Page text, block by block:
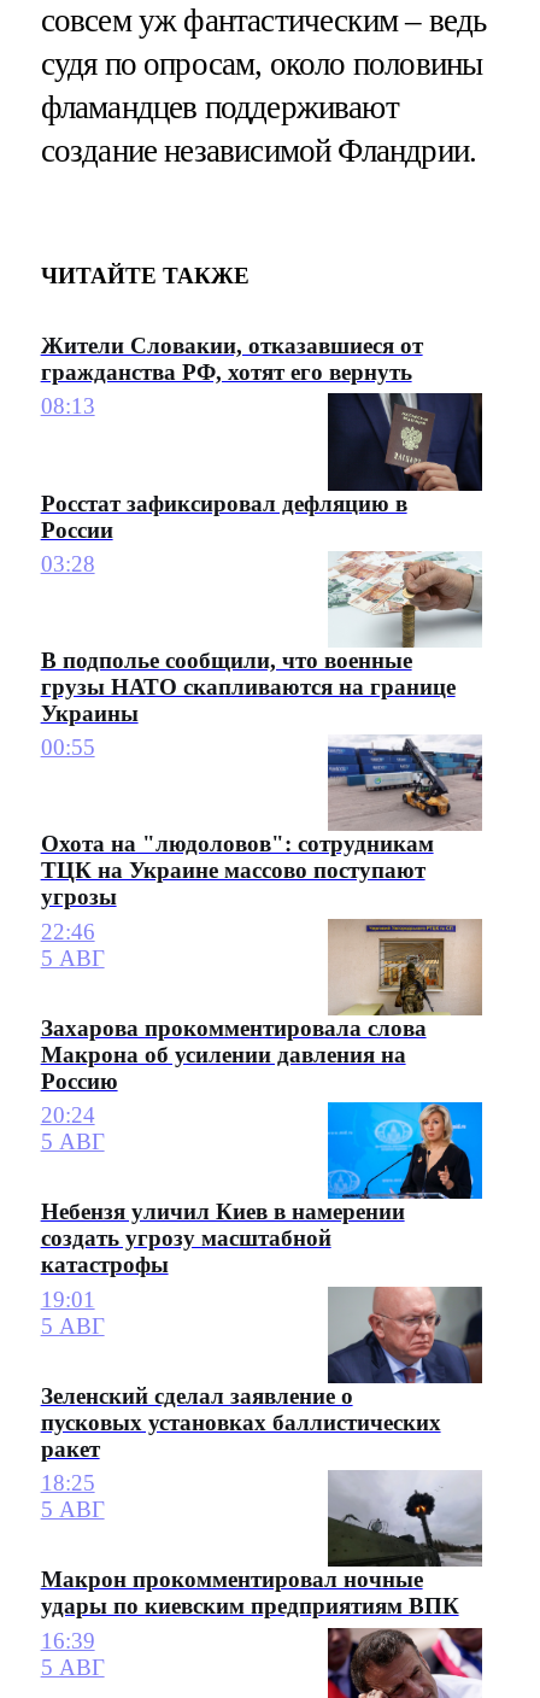
совсем уж фантастическим – ведь
судя по опросам, около половины
фламандцев поддерживают
создание независимой Фландрии.
ЧИТАЙТЕ ТАКЖЕ
Жители Словакии, отказавшиеся от
гражданства РФ, хотят его вернуть
08:13
Росстат зафиксировал дефляцию в
России
03:28
В подполье сообщили, что военные
грузы НАТО скапливаются на границе
Украины
00:55
Охота на "людоловов": сотрудникам
ТЦК на Украине массово поступают
угрозы
22:46
5 АВГ
Захарова прокомментировала слова
Макрона об усилении давления на
Россию
20:24
5 АВГ
Небензя уличил Киев в намерении
создать угрозу масштабной
катастрофы
19:01
5 АВГ
Зеленский сделал заявление о
пусковых установках баллистических
ракет
18:25
5 АВГ
Макрон прокомментировал ночные
удары по киевским предприятиям ВПК
16:39
5 АВГ